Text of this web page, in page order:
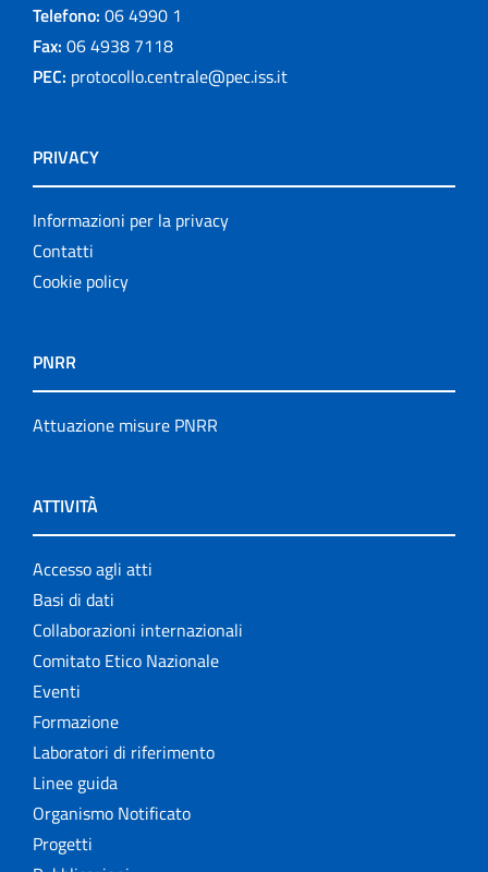
Telefono: 06 4990 1
Fax: 06 4938 7118
PEC: protocollo.centrale@pec.iss.it
PRIVACY
Informazioni per la privacy
Contatti
Cookie policy
PNRR
Attuazione misure PNRR
ATTIVITÀ
Accesso agli atti
Basi di dati
Collaborazioni internazionali
Comitato Etico Nazionale
Eventi
Formazione
Laboratori di riferimento
Linee guida
Organismo Notificato
Progetti